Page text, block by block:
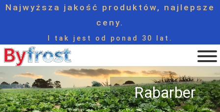
Najwyższa jakość produktów, najlepsze
ceny.
I tak jest od ponad 30 lat.
Rabarber